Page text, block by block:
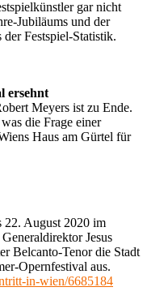
gar nicht
Jubiläums und der
Festspiel-Statistik.
ersehnt
Meyers ist zu Ende.
die Frage einer
Haus am Gürtel für
22. August 2020 im
Jesus
Belcanto-Tenor die Stadt
Opernfestival aus.
in-wien/6685184